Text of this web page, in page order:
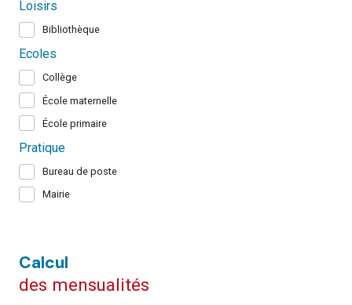
Loisirs
Bibliothèque
Ecoles
Collège
École maternelle
École primaire
Pratique
Bureau de poste
Mairie
calcul
des mensualités